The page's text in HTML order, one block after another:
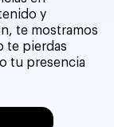
y
te mostramos
te pierdas
tu presencia